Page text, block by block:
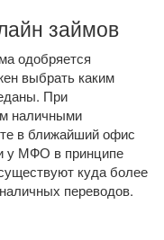
займов
одобряется
выбрать каким
При
наличными
в ближайший офис
у МФО в принципе
куда более
переводов.